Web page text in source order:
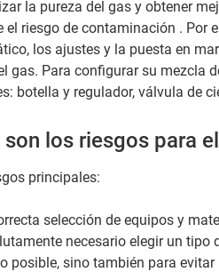
la pureza del gas y obtener
el riesgo de contaminación . Por
los ajustes y la puesta en
gas. Para configurar su mezcla
botella y regulador, válvula de
son los riesgos para
principales:
selección de equipos y
necesario elegir un
posible, sino también para